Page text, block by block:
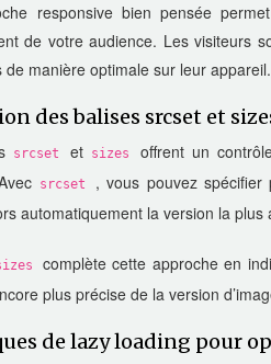
responsive bien pensée
de votre audience. Les visiteurs
de manière optimale sur leur appareil.
des balises srcset et
srcsetet sizesoffrent un
srcset , vous pouvez spécifier
automatiquement la version la
complète cette approche en
plus précise de la version
de lazy loading pour